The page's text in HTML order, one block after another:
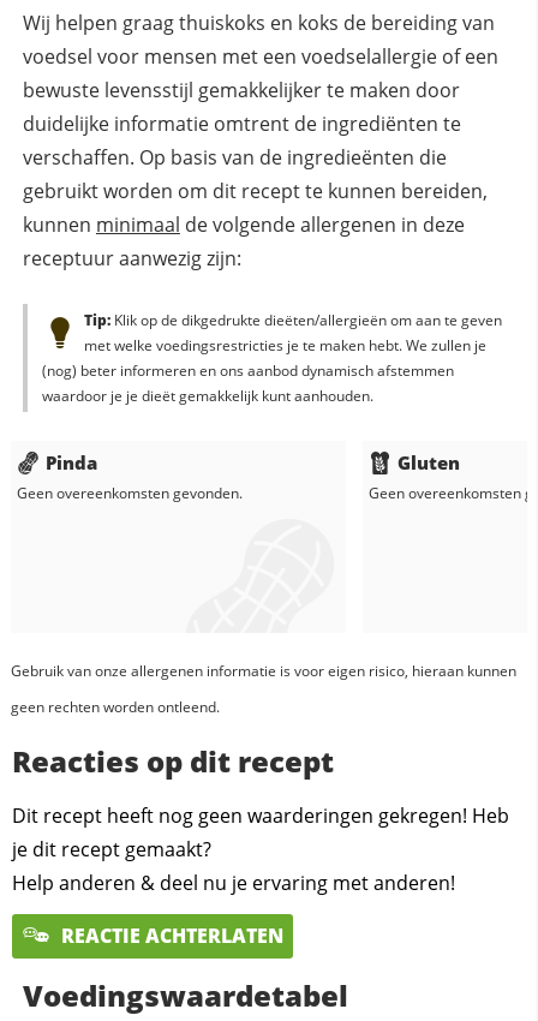
Wij helpen graag thuiskoks en koks de bereiding van
voedsel voor mensen met een voedselallergie of een
bewuste levensstijl gemakkelijker te maken door
duidelijke informatie omtrent de ingrediënten te
verschaffen. Op basis van de ingredieënten die
gebruikt worden om dit recept te kunnen bereiden,
kunnen minimaal de volgende allergenen in deze
receptuur aanwezig zijn:
Tip:Klik op de dikgedrukte dieëten/allergieën om aan te geven
met welke voedingsrestricties je te maken hebt. We zullen je
(nog) beter informeren en ons aanbod dynamisch afstemmen
waardoor je je dieët gemakkelijk kunt aanhouden.
Pinda
Geen overeenkomsten gevonden.
Gluten
Geen overeenkomsten
Gebruik van onze allergenen informatie is voor eigen risico, hieraan kunnen
geen rechten worden ontleend.
Reacties op dit recept
Dit recept heeft nog geen waarderingen gekregen! Heb
je dit recept gemaakt?
Help anderen & deel nu je ervaring met anderen!
REACTIE ACHTERLATEN
Voedingswaardetabel